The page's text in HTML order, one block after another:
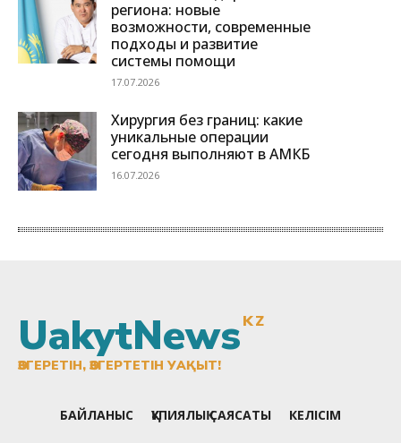
UakytNewsKZ
ӨЗГЕРЕТІН, ӨЗГЕРТЕТІН УАҚЫТ!
БАЙЛАНЫС ҚҰПИЯЛЫҚ САЯСАТЫ КЕЛІСІМ